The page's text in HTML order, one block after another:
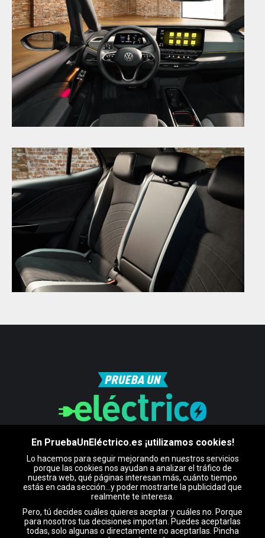
Certificado por
En PruebaUnEléctrico.es ¡utilizamos cookies!
Lo hacemos para seguir mejorando en nuestros servicios
porque las cookies nos ayudan a analizar el tráfico de
nuestra web, qué páginas interesan más, cuánto tiempo
estás en cada sección…y poder mostrarte la publicidad que
realmente te interesa.
Pero, tú decides cuáles quieres aceptar y cuáles no. Porque
para nosotros tus decisiones importan. Puedes aceptarlas
todas, solo algunas o directamente no aceptarlas. Pincha